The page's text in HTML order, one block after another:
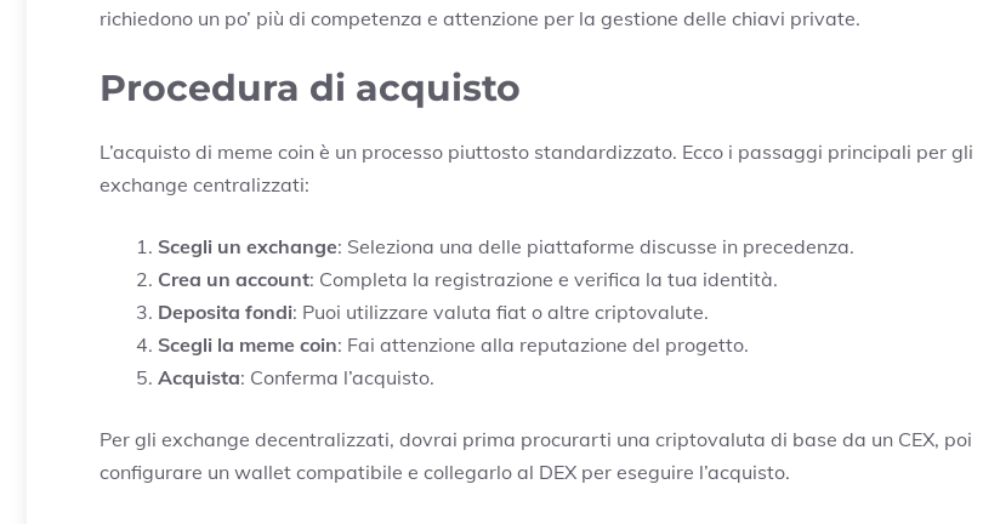
richiedono un po’ più di competenza e attenzione per la gestione delle chiavi private.
Procedura di acquisto
L’acquisto di meme coin è un processo piuttosto standardizzato. Ecco i passaggi principali per gli
exchange centralizzati:
Scegli un exchange: Seleziona una delle piattaforme discusse in precedenza.
Crea un account: Completa la registrazione e verifica la tua identità.
Deposita fondi: Puoi utilizzare valuta fiat o altre criptovalute.
Scegli la meme coin: Fai attenzione alla reputazione del progetto.
Acquista: Conferma l’acquisto.
Per gli exchange decentralizzati, dovrai prima procurarti una criptovaluta di base da un CEX, poi
configurare un wallet compatibile e collegarlo al DEX per eseguire l’acquisto.